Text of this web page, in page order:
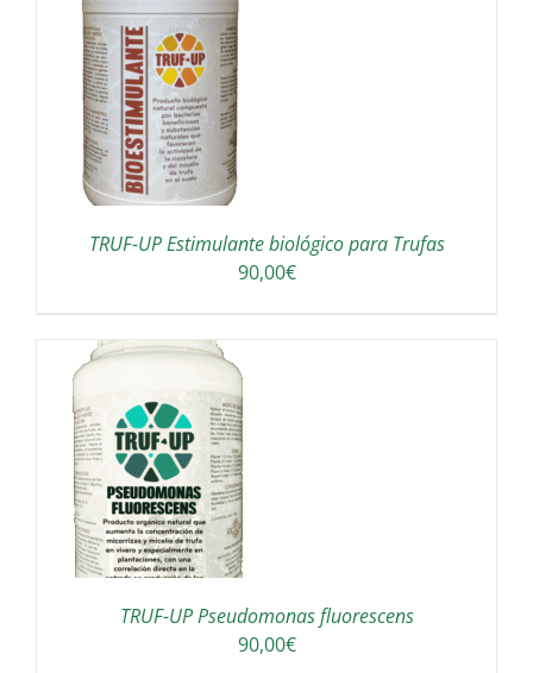
TRUF-UP Estimulante biológico para Trufas
90,00€
TRUF-UP Pseudomonas fluorescens
90,00€